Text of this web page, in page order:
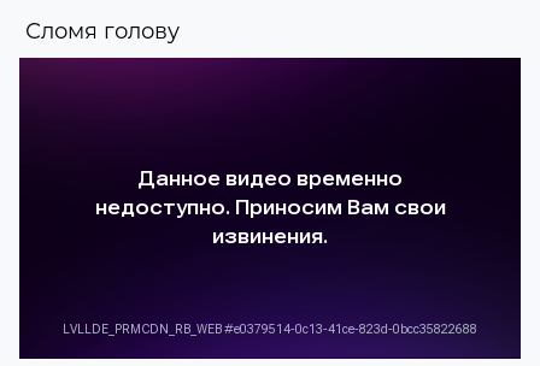
Сломя голову